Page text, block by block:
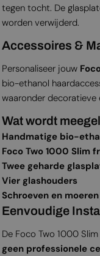
tegen tocht. De
worden verwijderd.
Accessoires &
Personaliseer jouw
bio-ethanol
waaronder decoratieve
Wat wordt
Handmatige bio-
Foco Two 1000 Slim
Twee geharde
Vier glashouders
Schroeven en moeren
Eenvoudige
De Foco Two 1000
geen professionele